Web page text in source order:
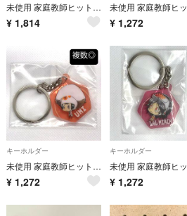
未使用 家庭教師ヒットマンREBORN! アクリルチャームコレクション 大人ランボ ジャンプショップ中国限定 ランボ
¥ 1,814 ¥ 1,272
キーホルダー
未使用 家庭教師ヒットマンREBORN! アクリルチャームコレクション ユニ ジャンプショップ中国限定
¥ 1,272
キーホルダー
¥ 1,272